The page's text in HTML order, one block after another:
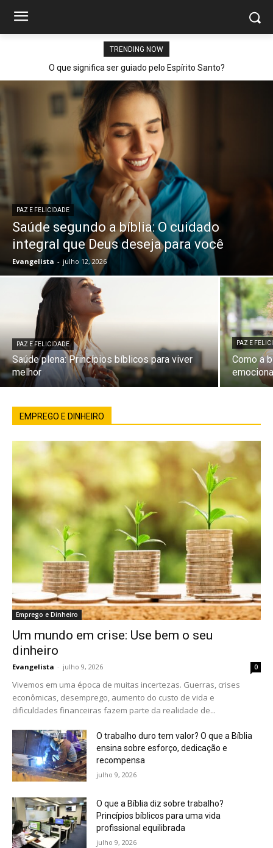
TRENDING NOW
O que significa ser guiado pelo Espírito Santo?
PAZ E FELICIDADE
Saúde segundo a bíblia: O cuidado
integral que Deus deseja para você
Evangelista - julho 12, 2026
PAZ E FELICIDADE
Saúde plena: Princípios bíblicos para viver
melhor
PAZ E
Como a
EMPREGO E DINHEIRO
Emprego e Dinheiro
Um mundo em crise: Use bem o seu
dinheiro
Evangelista - julho 9, 2026 0
Vivemos em uma época de muitas incertezas. Guerras, crises
econômicas, desemprego, aumento do custo de vida e
dificuldades financeiras fazem parte da realidade de...
O trabalho duro tem valor? O que a Bíblia
ensina sobre esforço, dedicação e
recompensa
julho 9, 2026
O que a Bíblia diz sobre trabalho?
Princípios bíblicos para uma vida
profissional equilibrada
julho 9, 2026